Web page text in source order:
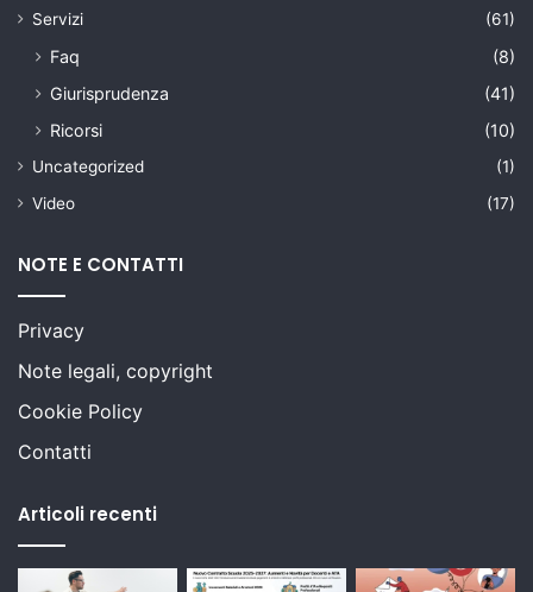
Servizi (61)
Faq
(8)
Giurisprudenza
(41)
Ricorsi
(10)
Uncategorized
(1)
Video
(17)
NOTE E CONTATTI
Privacy
Note legali, copyright
Cookie Policy
Contatti
Articoli recenti